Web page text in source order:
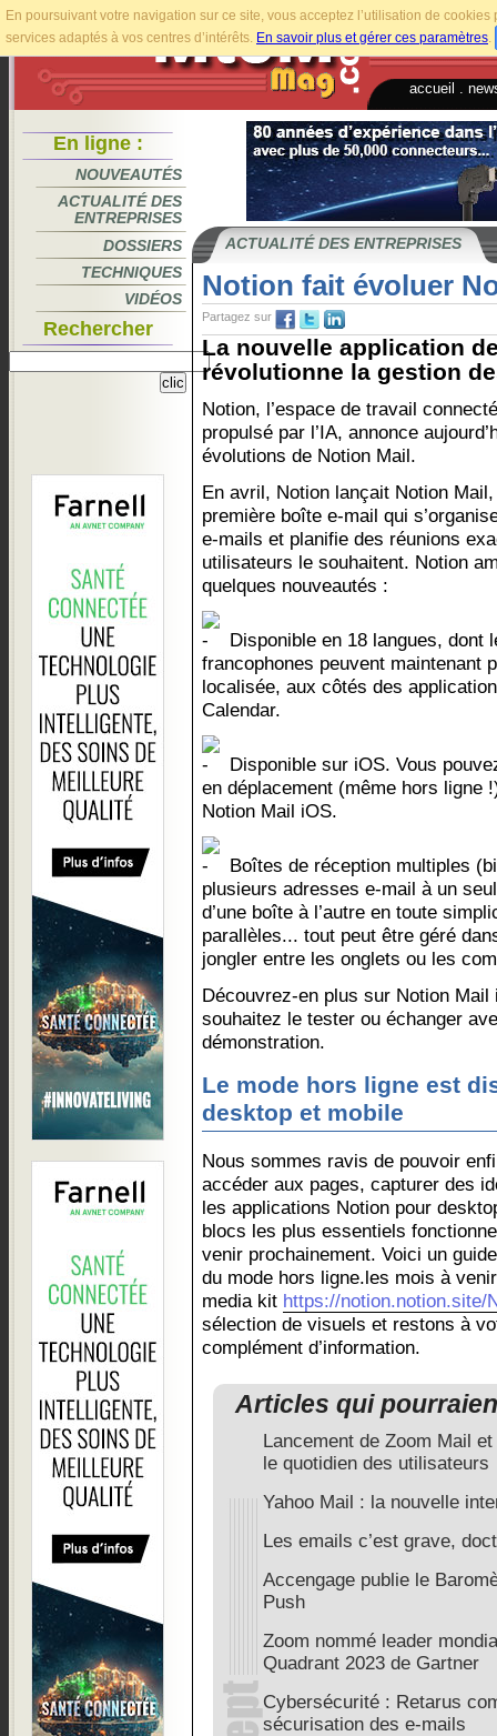
En poursuivant votre navigation sur ce site, vous acceptez l’utilisation de
services adaptés à vos centres d’intérêts. En savoir plus et gérer ces paramètres.
accueil
En ligne :
NOUVEAUTÉS
ACTUALITÉ DES
ENTREPRISES
DOSSIERS
TECHNIQUES
VIDÉOS
Rechercher
ACTUALITÉ DES ENTREPRISES
Notion fait évoluer
Partagez sur
La nouvelle application
révolutionne la gestion
Notion, l’espace de travail connecté
propulsé par l’IA, annonce
évolutions de Notion Mail.
En avril, Notion lançait Notion
première boîte e-mail qui
e-mails et planifie des réunions
utilisateurs le souhaitent. Notion
quelques nouveautés :
Disponible en 18 langues, dont
francophones peuvent maintenant
localisée, aux côtés des
Calendar.
Disponible sur iOS. Vous
en déplacement (même hors ligne
Notion Mail iOS.
Boîtes de réception multiples
plusieurs adresses e-mail à un
d’une boîte à l’autre en toute
parallèles... tout peut être géré
jongler entre les onglets ou les
Découvrez-en plus sur Notion
souhaitez le tester ou échanger
démonstration.
Le mode hors ligne est
desktop et mobile
Nous sommes ravis de pouvoir
accéder aux pages, capturer des
les applications Notion pour
blocs les plus essentiels
venir prochainement. Voici un
du mode hors ligne.les mois à
media kit https://notion.notion.site/
sélection de visuels et restons à
complément d’information.
Articles qui
Lancement de Zoom Mail
le quotidien des utilisateurs
Yahoo Mail : la nouvelle
Les emails c’est grave,
Accengage publie le
Push
Zoom nommé leader
Quadrant 2023 de Gartner
Cybersécurité : Retarus
sécurisation des e-mails